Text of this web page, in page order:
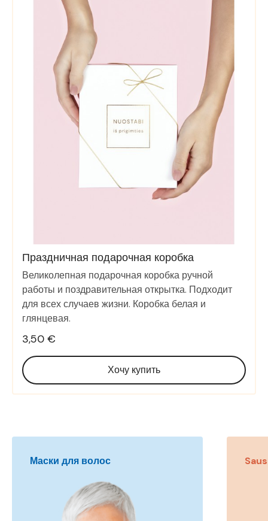
Праздничная подарочная коробка
Великолепная подарочная коробка ручной
работы и поздравительная открытка. Подходит
для всех случаев жизни. Коробка белая и
глянцевая.
3,50 €
Хочу купить
Маски для волос